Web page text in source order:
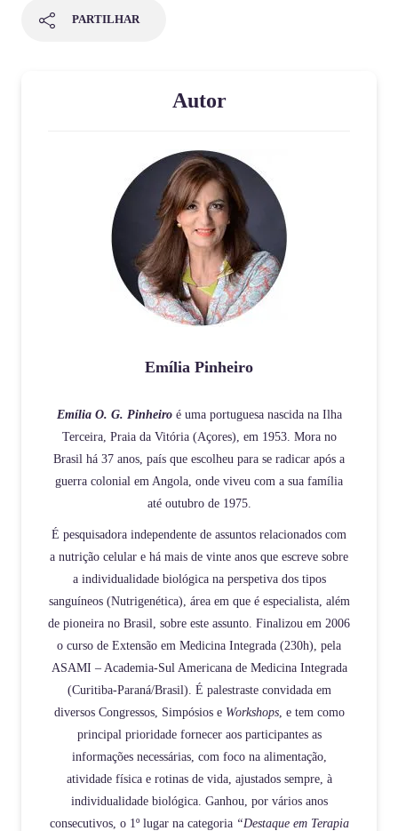
PARTILHAR
Autor
Emília Pinheiro
Emília O. G. Pinheiroé uma portuguesa nascida na Ilha
Terceira, Praia da Vitória (Açores), em 1953. Mora no
Brasil há 37 anos, país que escolheu para se radicar após a
guerra colonial em Angola, onde viveu com a sua família
até outubro de 1975.
É pesquisadora independente de assuntos relacionados com
a nutrição celular e há mais de vinte anos que escreve sobre
a individualidade biológica na perspetiva dos tipos
sanguíneos (Nutrigenética), área em que é especialista, além
de pioneira no Brasil, sobre este assunto. Finalizou em 2006
o curso de Extensão em Medicina Integrada (230h), pela
ASAMI – Academia-Sul Americana de Medicina Integrada
(Curitiba-Paraná/Brasil). É palestraste convidada em
diversos Congressos, Simpósios e Workshops, e tem como
principal prioridade fornecer aos participantes as
informações necessárias, com foco na alimentação,
atividade física e rotinas de vida, ajustados sempre, à
individualidade biológica. Ganhou, por vários anos
consecutivos, o 1º lugar na categoria “Destaque em Terapia